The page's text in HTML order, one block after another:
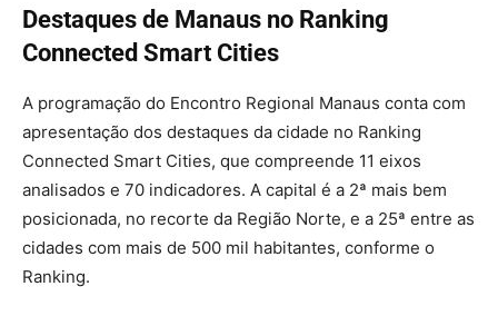
Destaques de Manaus no Ranking
Connected Smart Cities
A programação do Encontro Regional Manaus conta com
apresentação dos destaques da cidade no Ranking
Connected Smart Cities, que compreende 11 eixos
analisados e 70 indicadores. A capital é a 2ª mais bem
posicionada, no recorte da Região Norte, e a 25ª entre as
cidades com mais de 500 mil habitantes, conforme o
Ranking.